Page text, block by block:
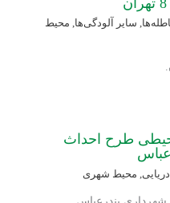
, سایر آلودگی‌ها, محیط
طرح احداث
محیط شهری